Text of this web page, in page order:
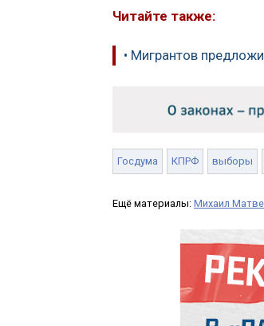
Читайте также:
• Мигрантов
Госдума КПРФ выборы
Ещё материалы: Михаил